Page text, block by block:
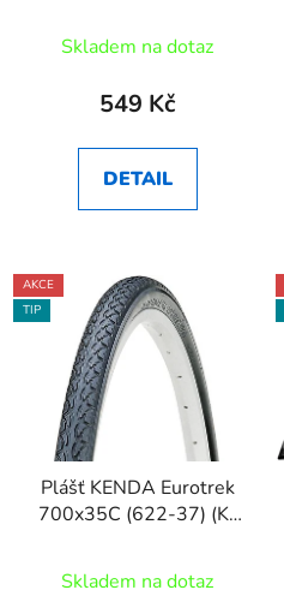
RaceGuard, Addix,
Reflex
Skladem na dotaz
549 Kč
DETAIL
AKCE
TIP
Plášť KENDA Eurotrek
700x35C (622-37) (K-
Skladem na dotaz